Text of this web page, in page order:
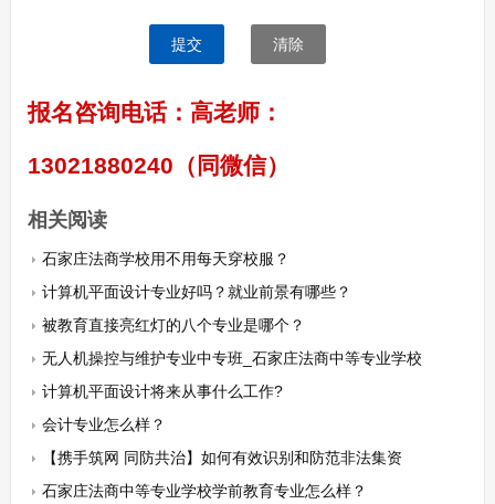
提交 清除
报名咨询电话：高老师：
13021880240（同微信）
相关阅读
石家庄法商学校用不用每天穿校服？
计算机平面设计专业好吗？就业前景有哪些？
被教育直接亮红灯的八个专业是哪个？
无人机操控与维护专业中专班_石家庄法商中等专业学校
计算机平面设计将来从事什么工作?
会计专业怎么样？
【携手筑网 同防共治】如何有效识别和防范非法集资
石家庄法商中等专业学校学前教育专业怎么样？